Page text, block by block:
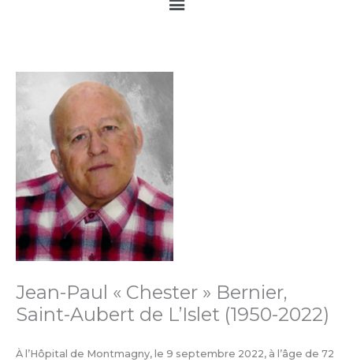
Jean-Paul « Chester » Bernier,
Saint-Aubert de L’Islet (1950-2022)
À l’Hôpital de Montmagny, le 9 septembre 2022, à l’âge de 72